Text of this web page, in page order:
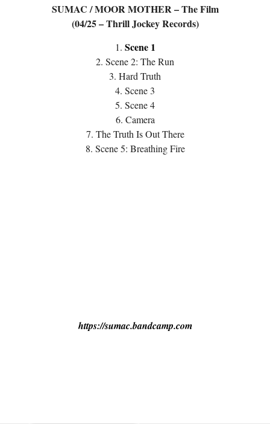
SUMAC / MOOR MOTHER – The Film
(04/25 – Thrill Jockey Records)
1. Scene 1
2. Scene 2: The Run
3. Hard Truth
4. Scene 3
5. Scene 4
6. Camera
7. The Truth Is Out There
8. Scene 5: Breathing Fire
https://sumac.bandcamp.com